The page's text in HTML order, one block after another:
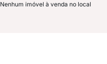
Nenhum imóvel à venda no local